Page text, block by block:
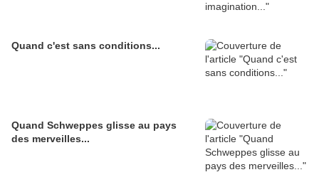
Quand c'est sans conditions...
Quand Schweppes glisse au pays
des merveilles...